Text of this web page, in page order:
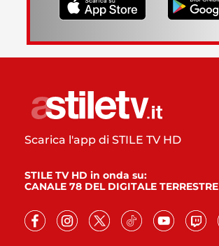
Scarica l'app di STILE TV HD
STILE TV HD in onda su:
CANALE 78 DEL DIGITALE TERRESTRE